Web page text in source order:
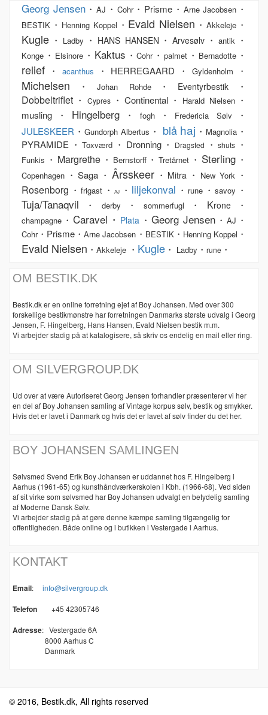
Georg Jensen・AJ ・ Cohr・Prisme・ Arne Jacobsen ・
BESTIK ・ Henning Koppel ・ Evald Nielsen ・Akkeleje ・
Kugle ・ Ladby ・ HANS HANSEN ・Arvesølv ・antik ・
Konge ・ Elsinore・ Kaktus ・Cohr・palmet ・ Bernadotte ・
relief ・ acanthus ・HERREGAARD・Gyldenholm ・
Michelsen ・ Johan Rohde・ Eventyrbestik ・
Dobbeltriflet ・ Cypres・Continental・ Harald Nielsen・
musling・ Hingelberg ・ fogh・ Fredericia Sølv・
JULESKEER ・ Gundorph Albertus ・ blå haj ・ Magnolia ・
PYRAMIDE・Toxværd ・Dronning・ Dragsted ・shuts ・
Funkis ・ Margrethe・ Bernstorff・Tretårnet ・ Sterling ・
Copenhagen ・Saga・ Årsskeer・ Mitra ・ New York ・
Rosenborg ・frigast ・AJ ・ liljekonval ・ rune ・savoy ・
Tuja/Tanaqvil ・ derby ・ sommerfugl ・ Krone・
champagne ・Caravel・ Plata ・ Georg Jensen・ AJ ・
Cohr・Prisme・Arne Jacobsen ・ BESTIK・ Henning Koppel ・
Evald Nielsen ・ Akkeleje ・ Kugle ・ Ladby ・ rune ・
OM BESTIK.DK
Bestik.dk er en online forretning ejet af Boy Johansen. Med over 300
forskellige bestikmønstre har forretningen Danmarks største udvalg i Georg
Jensen, F. Hingelberg, Hans Hansen, Evald Nielsen bestik m.m.
Vi arbejder stadig på at katalogisere, så skriv os endelig en mail eller ring.
OM SILVERGROUP.DK
Ud over at være Autoriseret Georg Jensen forhandler præsenterer vi her
en del af Boy Johansen samling af Vintage korpus sølv, bestik og smykker.
Hvis det er lavet i Danmark og hvis det er lavet af sølv finder du det her.
BOY JOHANSEN SAMLINGEN
Sølvsmed Svend Erik Boy Johansen er uddannet hos F. Hingelberg i
Aarhus (1961-65) og kunsthåndværkerskolen i Kbh. (1966-68). Ved siden
af sit virke som sølvsmed har Boy Johansen udvalgt en betydelig samling
af Moderne Dansk Sølv.
Vi arbejder stadig på at gøre denne kæmpe samling tilgængelig for
offentligheden. Både online og i butikken i Vestergade i Aarhus.
KONTAKT
Email: info@silvergroup.dk
Telefon +45 42305746
Adresse: Vestergade 6A
8000 Aarhus C
Danmark
© 2016, Bestik.dk, All rights reserved